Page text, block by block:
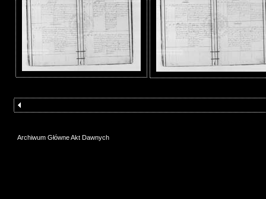
Archiwum Główne Akt Dawnych